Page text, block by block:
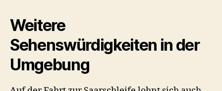
Weitere
Sehenswürdigkeiten in der
Umgebung